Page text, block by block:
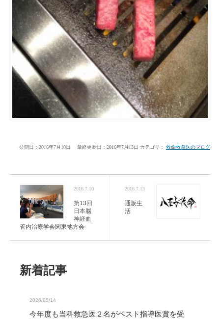
公開日：2016年7月10日 最終更新日：2016年7月13日 カテゴリ： 救命救急医のブログ
2016.7.10
第13回
日本脳
神経血
管内治療学会関東地方会
2016.7.13
通販生
活
新着記事
2026/05/14
今年度も当科救急医２名がベスト指導医賞を受